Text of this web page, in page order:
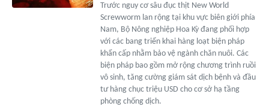
Trước nguy cơ sâu đục thịt New World
Screwworm lan rộng tại khu vực biên giới phía
Nam, Bộ Nông nghiệp Hoa Kỳ đang phối hợp
với các bang triển khai hàng loạt biện pháp
khẩn cấp nhằm bảo vệ ngành chăn nuôi. Các
biện pháp bao gồm mở rộng chương trình ruồi
vô sinh, tăng cường giám sát dịch bệnh và đầu
tư hàng chục triệu USD cho cơ sở hạ tầng
phòng chống dịch.